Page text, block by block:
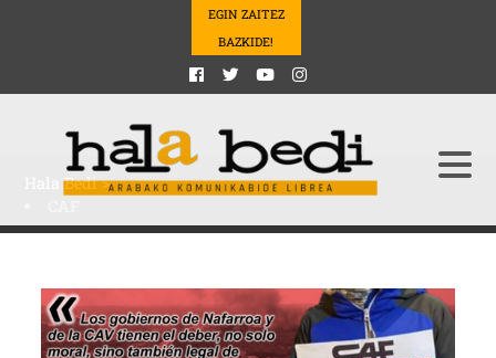
EGIN ZAITEZ
BAZKIDE!
Hala Bedi>